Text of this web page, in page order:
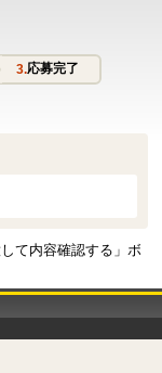
応募完了
て内容確認する」ボ